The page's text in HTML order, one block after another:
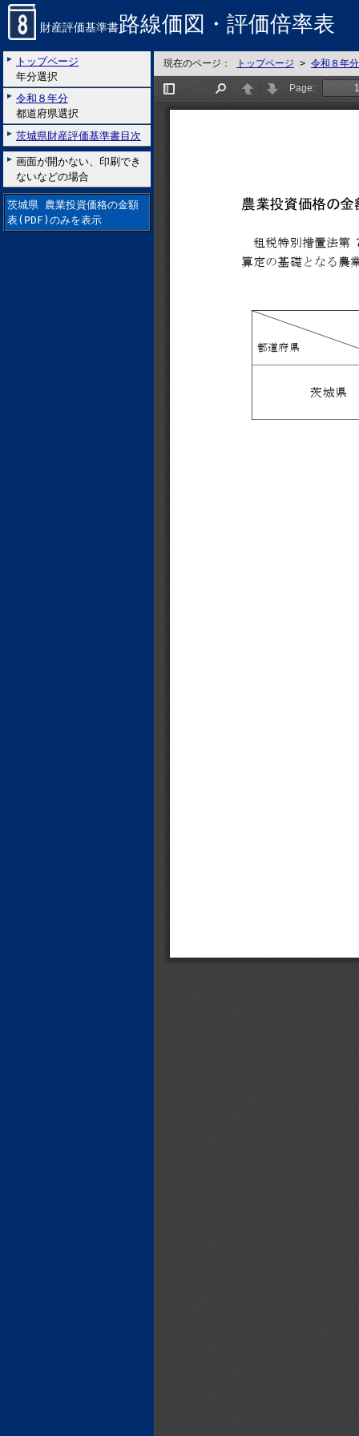
財産評価基準書路線価図・評価倍率表
トップページ
年分選択
令和８年分
都道府県選択
茨城県財産評価基準書目次
画面が開かない、印刷でき
ないなどの場合
茨城県 農業投資価格の金額
表(PDF)のみを表示
現在のページ： トップページ > 令和８年分